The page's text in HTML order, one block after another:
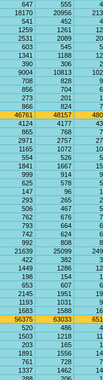
647 555
18170 20956
541 452
1259 1261
2531 2089
603 545
1341 1188
390 306
9004 10813
708 828
856 704
273 201
866 824
46761 48157
4124 4177
865 768
2971 2757
1165 1072
554 526
1841 1667
999 914
625 578
147 96
293 265
506 467
762 676
793 664
742 624
992 808
21639 25099
422 382
1449 1286
198 154
653 607
2145 1951
1193 1031
1683 1588
56375 63033
520 486
1503 1218
203 165
1891 1556
761 728
1337 1462